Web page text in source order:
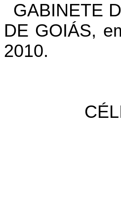
GABINETE
DE GOIÁS,
2010.